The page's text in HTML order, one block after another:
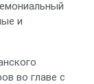
и
во главе с